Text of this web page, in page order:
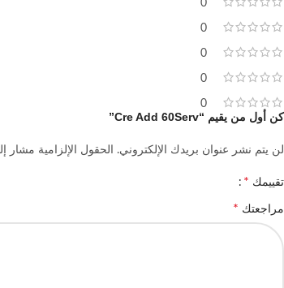
0
0
0
0
0
كن أول من يقيم “Cre Add 60Serv”
لن يتم نشر عنوان بريدك الإلكتروني. الحقول الإلزامية مشار
تقييمك *
مراجعتك *